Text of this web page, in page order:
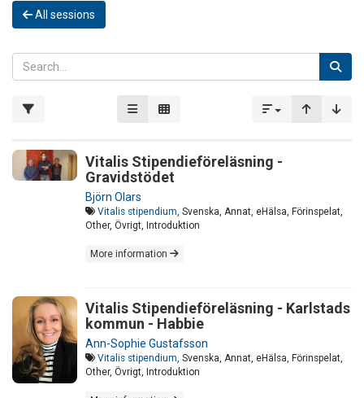
All sessions
Vitalis Stipendieföreläsning -
Gravidstödet
Björn Olars
Vitalis stipendium, Svenska, Annat, eHälsa, Förinspelat,
Other, Övrigt, Introduktion
More information
Vitalis Stipendieföreläsning - Karlstads
kommun - Habbie
Ann-Sophie Gustafsson
Vitalis stipendium, Svenska, Annat, eHälsa, Förinspelat,
Other, Övrigt, Introduktion